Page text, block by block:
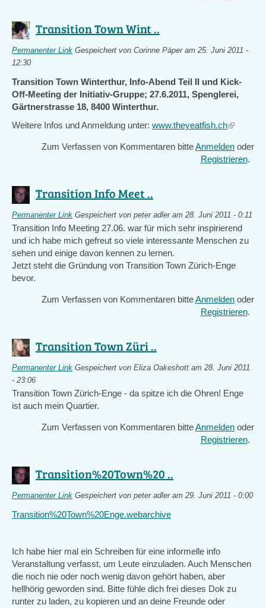
Transition Town Wint ..
Permanenter Link Gespeichert von Corinne Päperam 25. Juni 2011 -
12:30
Transition Town Winterthur, Info-Abend Teil II und Kick-
Off-Meeting der Initiativ-Gruppe; 27.6.2011, Spenglerei,
Gärtnerstrasse 18, 8400 Winterthur.
Weitere Infos und Anmeldung unter: www.theyeatfish.ch(link
external)
Zum Verfassen von Kommentaren bitteAnmelden oder
Registrieren.
Transition Info Meet ..
Permanenter Link Gespeichert von peter adleram 28. Juni 2011 - 0:11
Transition Info Meeting 27.06. war für mich sehr inspirierend
und ich habe mich gefreut so viele interessante Menschen zu
sehen und einige davon kennen zu lernen.
Jetzt steht die Gründung von Transition Town Zürich-Enge
bevor.
Zum Verfassen von Kommentaren bitteAnmelden oder
Registrieren.
Transition Town Züri ..
Permanenter Link Gespeichert von Eliza Oakeshott am 28. Juni 2011
- 23:06
Transition Town Zürich-Enge - da spitze ich die Ohren! Enge
ist auch mein Quartier.
Zum Verfassen von Kommentaren bitteAnmelden oder
Registrieren.
Transition%20Town%20 ..
Permanenter Link Gespeichert von peter adleram 29. Juni 2011 - 0:00
Transition%20Town%20Enge.webarchive
Ich habe hier mal ein Schreiben für eine informelle info
Veranstaltung verfasst, um Leute einzuladen. Auch Menschen
die noch nie oder noch wenig davon gehört haben, aber
hellhörig geworden sind. Bitte fühle dich frei dieses Dok zu
runter zu laden, zu kopieren und an deine Freunde oder